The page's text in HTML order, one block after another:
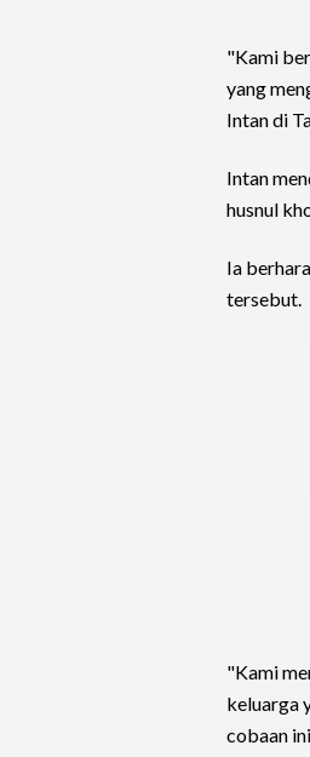
"Kami
yang
Intan di
Intan
husnul
Ia
tersebut.
"Kami
keluarga
cobaan